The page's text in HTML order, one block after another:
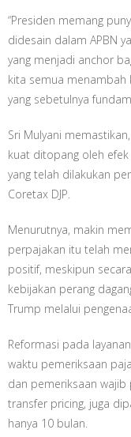
“Presiden memang
didesain dalam APBN
yang menjadi anchor
kita semua menambah
yang sebetulnya
Sri Mulyani
kuat ditopang oleh
yang telah dilakukan
Coretax DJP.
Menurutnya, makin
perpajakan itu telah
positif, meskipun
kebijakan perang
Trump melalui
Reformasi pada
waktu pemeriksaan
dan pemeriksaan
transfer pricing, juga
hanya 10 bulan.